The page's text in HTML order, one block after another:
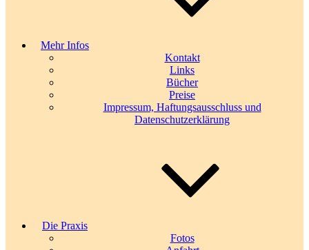
Mehr Infos
Kontakt
Links
Bücher
Preise
Impressum, Haftungsausschluss und
Datenschutzerklärung
Die Praxis
Fotos